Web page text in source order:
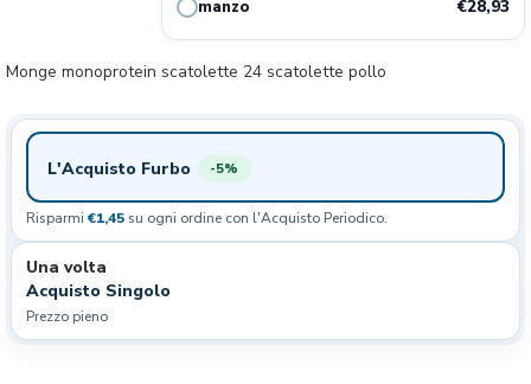
manzo €28,93
Monge monoprotein scatolette 24 scatolette pollo
L'Acquisto Furbo -5%
Risparmi €1,45 su ogni ordine con l'Acquisto Periodico.
Una volta
Acquisto Singolo
Prezzo pieno